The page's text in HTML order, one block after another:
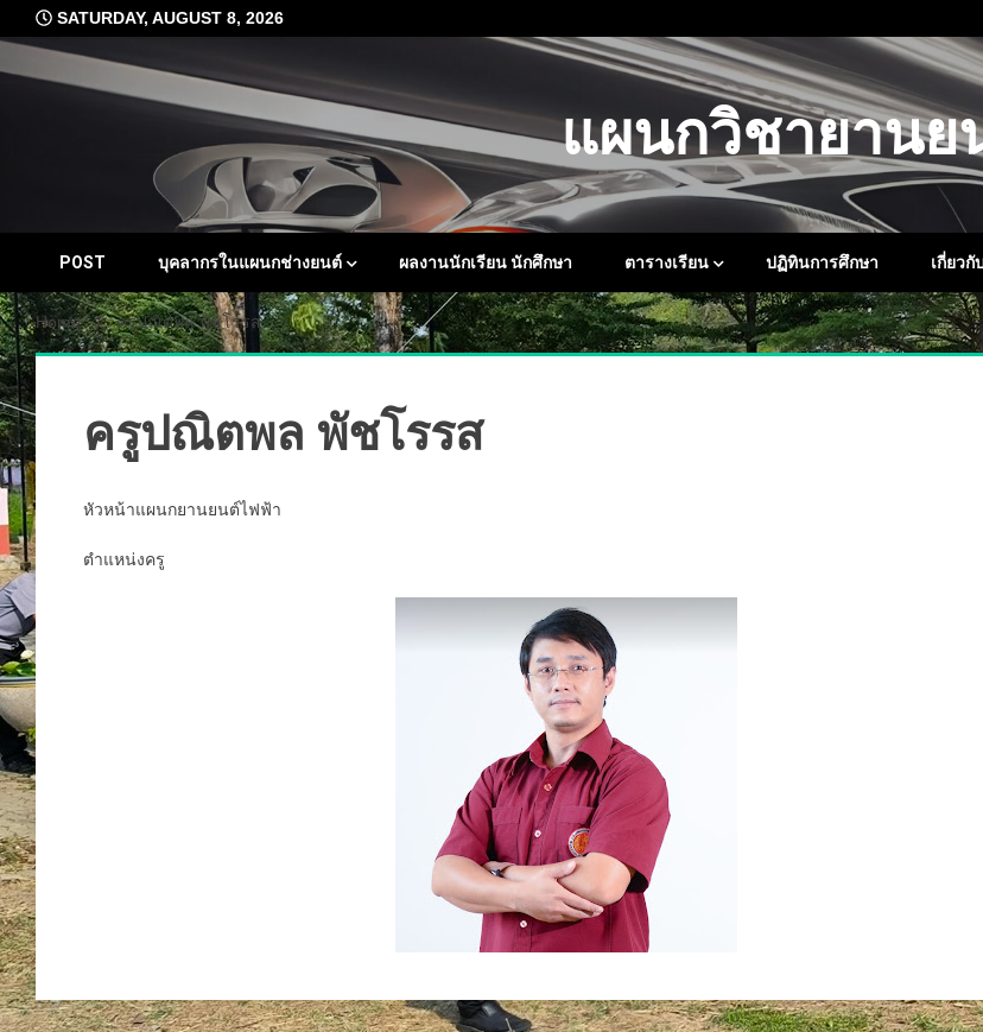
to
SATURDAY, AUGUST 8, 2026
แผนกวิชายานย
POST บุคลากรในแผนกช่างยนต์ ผลงานนักเรียน นักศึกษา ตารางเรียน ปฏิทินการศึกษา เกี่ยว
Home ครูปณิตพล พัชโรรส
ครูปณิตพล พัชโรรส
หัวหน้าแผนกยานยนต์ไฟฟ้า
ตำแหน่งครู